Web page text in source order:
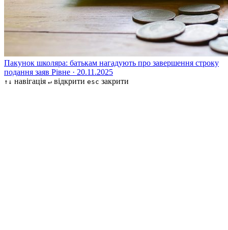
Пакунок школяра: батькам нагадують про завершення строку
подання заяв Рівне · 20.11.2025
↑↓ навігація ↵ відкрити esc закрити